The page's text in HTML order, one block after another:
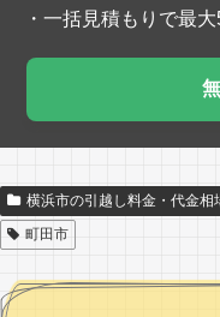
・一括見積もりで最
横浜市の引越し料金・代金相
町田市